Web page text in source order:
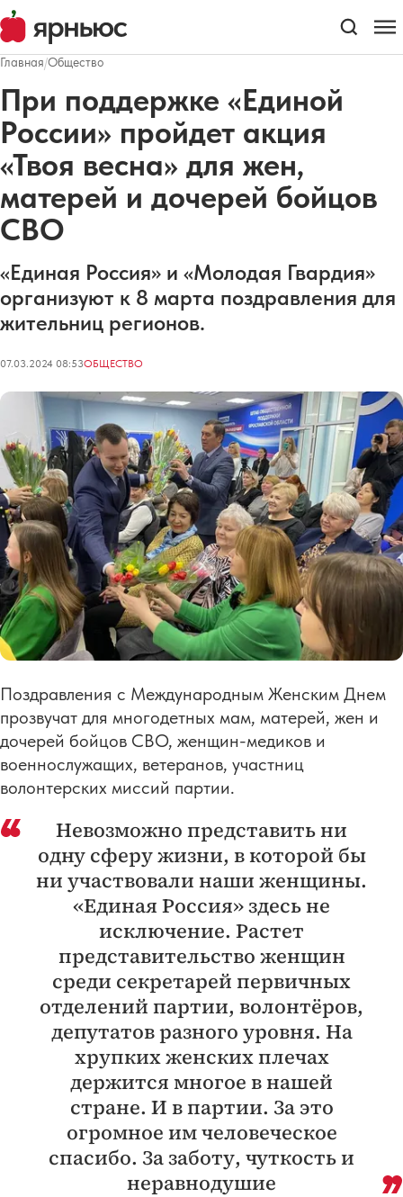
Главная/Общество
При поддержке «Единой
России» пройдет акция
«Твоя весна» для жен,
матерей и дочерей бойцов
СВО
«Единая Россия» и «Молодая Гвардия»
организуют к 8 марта поздравления для
жительниц регионов.
07.03.2024 08:53ОБЩЕСТВО
Поздравления с Международным Женским Днем
прозвучат для многодетных мам, матерей, жен и
дочерей бойцов СВО, женщин-медиков и
военнослужащих, ветеранов, участниц
волонтерских миссий партии.
Невозможно представить ни
одну сферу жизни, в которой бы
ни участвовали наши женщины.
«Единая Россия» здесь не
исключение. Растет
представительство женщин
среди секретарей первичных
отделений партии, волонтёров,
депутатов разного уровня. На
хрупких женских плечах
держится многое в нашей
стране. И в партии. За это
огромное им человеческое
спасибо. За заботу, чуткость и
неравнодушие